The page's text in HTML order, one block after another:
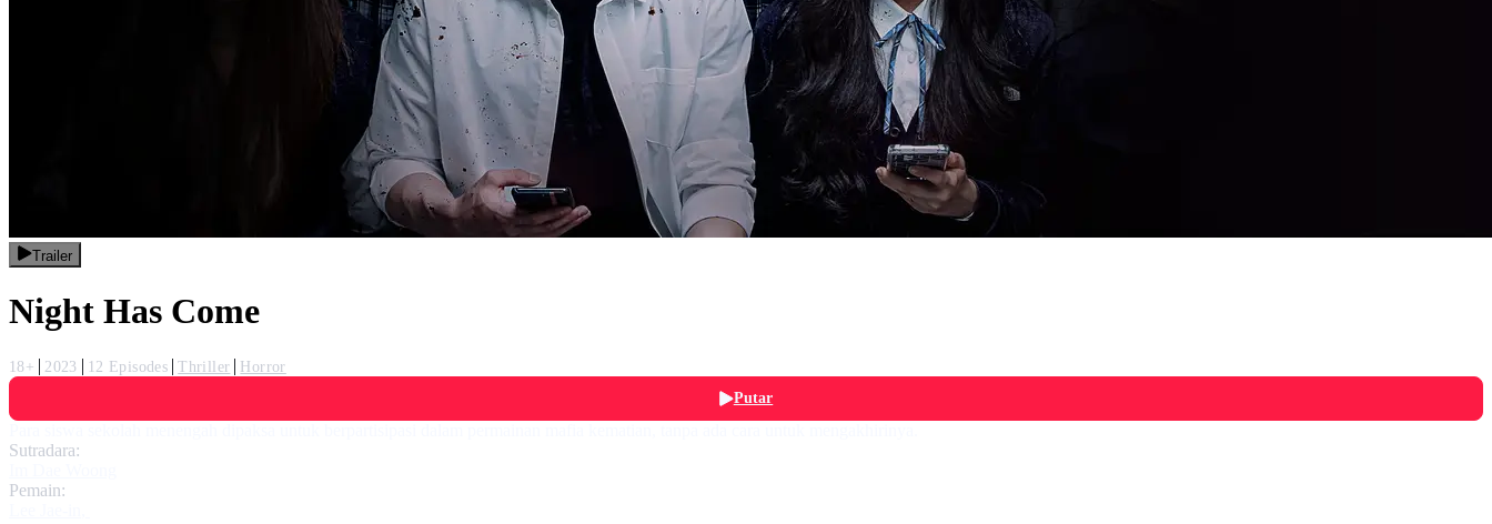
Trailer
Night Has Come
18+ 2023 12 Episodes Thriller
Horror
Putar
Sutradara:
Pemain: